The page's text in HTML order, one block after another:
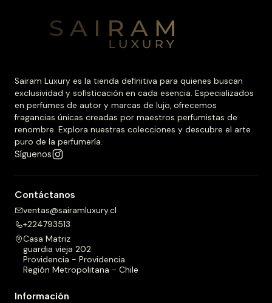
Sairam Luxury es la tienda definitiva para quienes buscan
exclusividad y sofisticación en cada esencia. Especializados
en perfumes de autor y marcas de lujo, ofrecemos
fragancias únicas creadas por maestros perfumistas de
renombre. Explora nuestras colecciones y descubre el arte
puro de la perfumería.
Síguenos
Contáctanos
ventas@sairamluxury.cl
+224793513
Casa Matriz
guardia vieja 202
Providencia - Providencia
Región Metropolitana - Chile
Información